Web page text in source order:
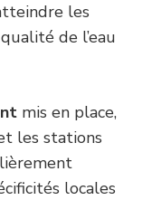
les
de l’eau
mis en place,
les stations
locales